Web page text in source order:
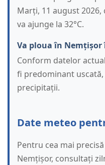
Marți, 11 august
va ajunge la 32°C.
Va ploua în
Conform datelor
fi predominant
precipitații.
Date meteo
Pentru cea mai
Nemțișor, consultați